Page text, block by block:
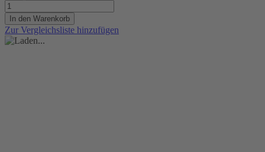
In den Warenkorb
Zur Vergleichsliste hinzufügen